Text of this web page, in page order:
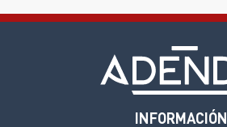
INFORMACIÓN